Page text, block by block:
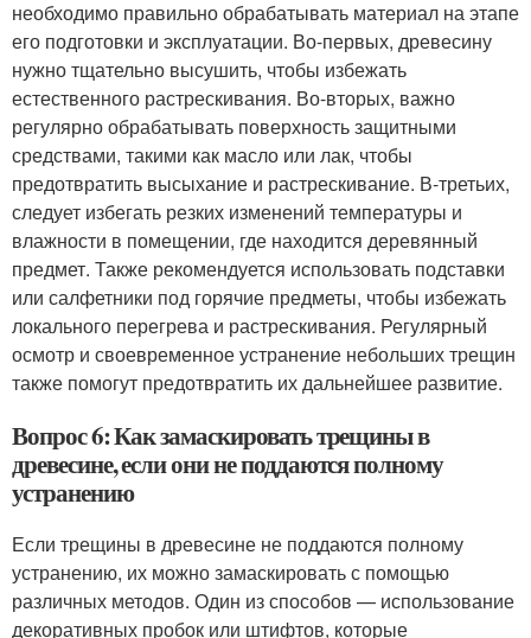
необходимо правильно обрабатывать материал на этапе
его подготовки и эксплуатации. Во-первых, древесину
нужно тщательно высушить, чтобы избежать
естественного растрескивания. Во-вторых, важно
регулярно обрабатывать поверхность защитными
средствами, такими как масло или лак, чтобы
предотвратить высыхание и растрескивание. В-третьих,
следует избегать резких изменений температуры и
влажности в помещении, где находится деревянный
предмет. Также рекомендуется использовать подставки
или салфетники под горячие предметы, чтобы избежать
локального перегрева и растрескивания. Регулярный
осмотр и своевременное устранение небольших трещин
также помогут предотвратить их дальнейшее развитие.
Вопрос 6: Как замаскировать трещины в
древесине, если они не поддаются полному
устранению
Если трещины в древесине не поддаются полному
устранению, их можно замаскировать с помощью
различных методов. Один из способов — использование
декоративных пробок или штифтов, которые